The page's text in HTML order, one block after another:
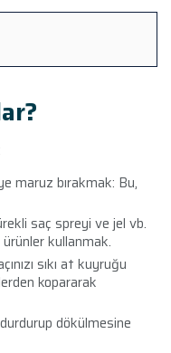
maruz bırakmak: Bu,
saç spreyi ve jel vb.
kullanmak.
sıkı at kuyruğu
kopararak
dökülmesine